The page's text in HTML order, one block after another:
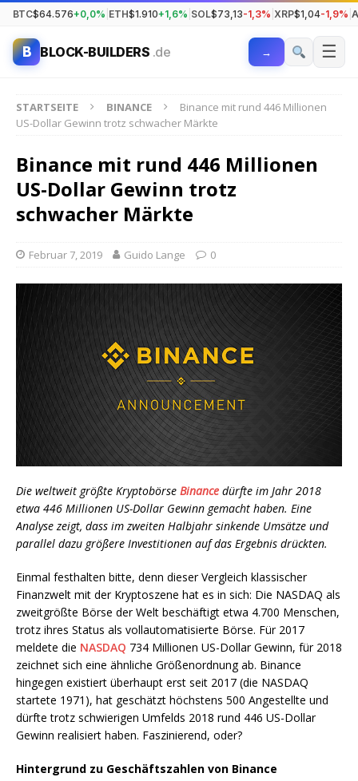
BTC$64.576+0,0% ETH$1.910+1,6% SOL$73,13-1,3% XRP$1,04-1,9%
B BLOCK-BUILDERS .de → ☰
STARTSEITE BINANCE
Binance mit rund 446 Millionen
US-Dollar Gewinn trotz schwacher Märkte
Binance mit rund 446 Millionen
US-Dollar Gewinn trotz
schwacher Märkte
Februar 7, 2019 Guido Lange 0
Die weltweit größte Kryptobörse Binance dürfte im Jahr 2018
etwa 446 Millionen US-Dollar Gewinn gemacht haben. Eine
Analyse zeigt, dass im zweiten Halbjahr sinkende Umsätze und
parallel dazu größere Investitionen auf das Ergebnis drückten.
Einmal festhalten bitte, denn dieser Vergleich klassischer
Finanzwelt mit der Kryptoszene hat es in sich: Die NASDAQ als
zweitgrößte Börse der Welt beschäftigt etwa 4.700 Menschen,
trotz ihres Status als vollautomatisierte Börse. Für 2017
meldete die NASDAQ 734 Millionen US-Dollar Gewinn, für 2018
zeichnet sich eine ähnliche Größenordnung ab. Binance
hingegen existiert überhaupt erst seit 2017 (die NASDAQ
startete 1971), hat geschätzt höchstens 500 Angestellte und
dürfte trotz schwierigen Umfelds 2018 rund 446 US-Dollar
Gewinn realisiert haben. Faszinierend, oder?
Hintergrund zu Geschäftszahlen von Binance